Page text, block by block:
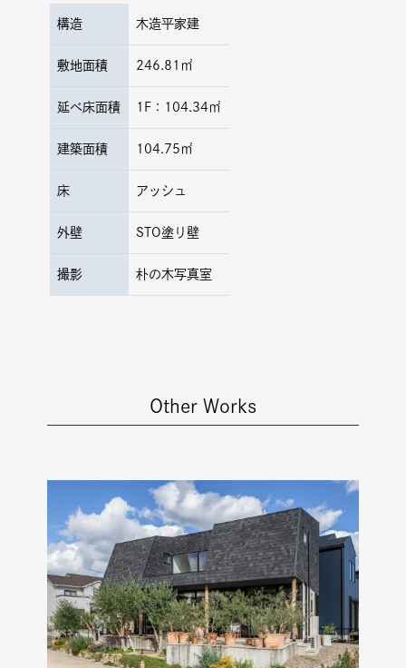
構造 木造平家建
敷地面積 246.81㎡
延べ床面積 1F：104.34㎡
建築面積 104.75㎡
床 アッシュ
外壁 STO塗り壁
撮影 朴の木写真室
Other Works